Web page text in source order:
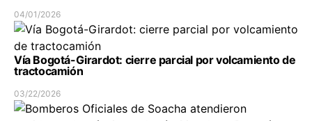
04/01/2026
Vía Bogotá-Girardot: cierre parcial por volcamiento de
tractocamión
03/22/2026